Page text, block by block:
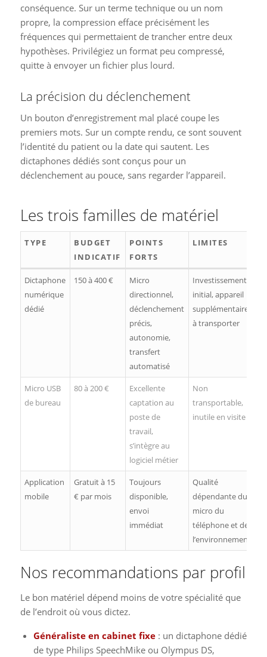
conséquence. Sur un terme technique ou un nom
propre, la compression efface précisément les
fréquences qui permettaient de trancher entre deux
hypothèses. Privilégiez un format peu compressé,
quitte à envoyer un fichier plus lourd.
La précision du déclenchement
Un bouton d’enregistrement mal placé coupe les
premiers mots. Sur un compte rendu, ce sont souvent
l’identité du patient ou la date qui sautent. Les
dictaphones dédiés sont conçus pour un
déclenchement au pouce, sans regarder l’appareil.
Les trois familles de matériel
TYPE
BUDGET
INDICATIF
POINTS
FORTS
LIMITES
Dictaphone
numérique
dédié
150 à 400 €
Micro
directionnel,
déclenchement
précis,
autonomie,
transfert
automatisé
Investissement
initial, appareil
supplémentaire
à transporter
Micro USB
de bureau
80 à 200 €
Excellente
captation au
poste de
travail,
s’intègre au
logiciel métier
Non
transportable,
inutile en visite
Application
mobile
Gratuit à 15
€ par mois
Toujours
disponible,
envoi
immédiat
Qualité
dépendante du
micro du
téléphone et de
l’environnement
Nos recommandations par profil
Le bon matériel dépend moins de votre spécialité que
de l’endroit où vous dictez.
Généraliste en cabinet fixe: un dictaphone dédié
de type Philips SpeechMike ou Olympus DS,